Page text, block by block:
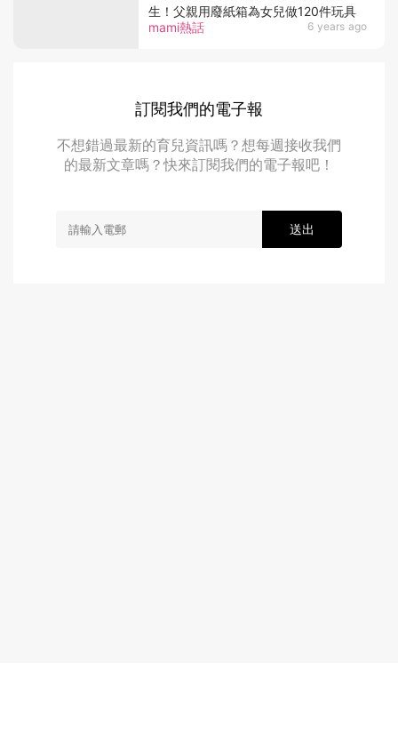
mami熱話 6 years ago
生！父親用廢紙箱為女兒做120件玩具
訂閱我們的電子報
不想錯過最新的育兒資訊嗎？想每週接收我們
的最新文章嗎？快來訂閱我們的電子報吧！
送出